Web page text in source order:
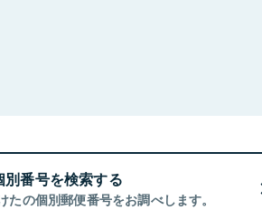
別番号を検索する
たの個別郵便番号をお調べします。